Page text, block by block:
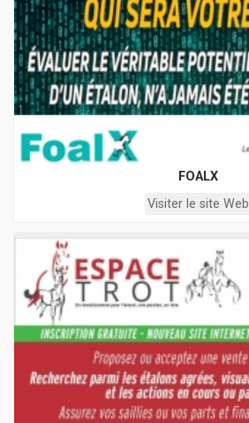
FOALX
Visiter le site Web